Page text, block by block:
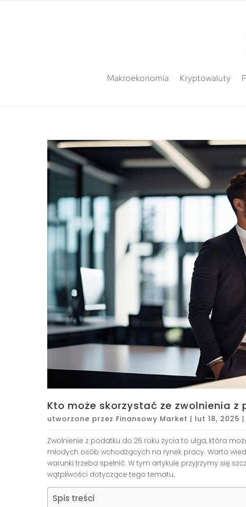
Makroekonomia Kryptowaluty
Kto może skorzystać ze zwolnienia
utworzone przez Finansowy Market | lut 18, 2025 |
Zwolnienie z podatku do 26 roku życia to ulga, która
młodych osób wchodzących na rynek pracy. Warto
warunki trzeba spełnić. W tym artykule przyjrzymy się
wątpliwości dotyczące tego tematu.
Spis treści